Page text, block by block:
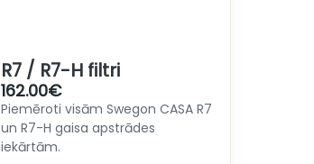
R7 / R7-H filtri
162.00€
Piemēroti visām Swegon CASA R7
un R7-H gaisa apstrādes
iekārtām.